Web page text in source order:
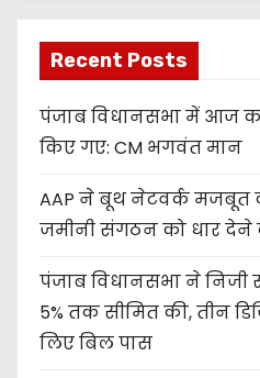
Recent Posts
पंजाब विधानसभा में आज
किए गए: CM भगवंत मान
AAP ने बूथ नेटवर्क मजबूत
जमीनी संगठन को धार देने
पंजाब विधानसभा ने निजी
5% तक सीमित की, तीन
लिए बिल पास